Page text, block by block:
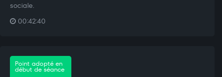
sociale.
00:42:40
Point adopté en
début de séance